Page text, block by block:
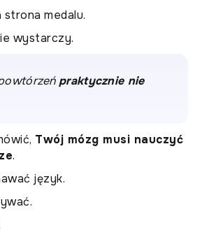
medalu.
wystarczy.
praktycznie nie
Twój mózg musi nauczyć
.
język.